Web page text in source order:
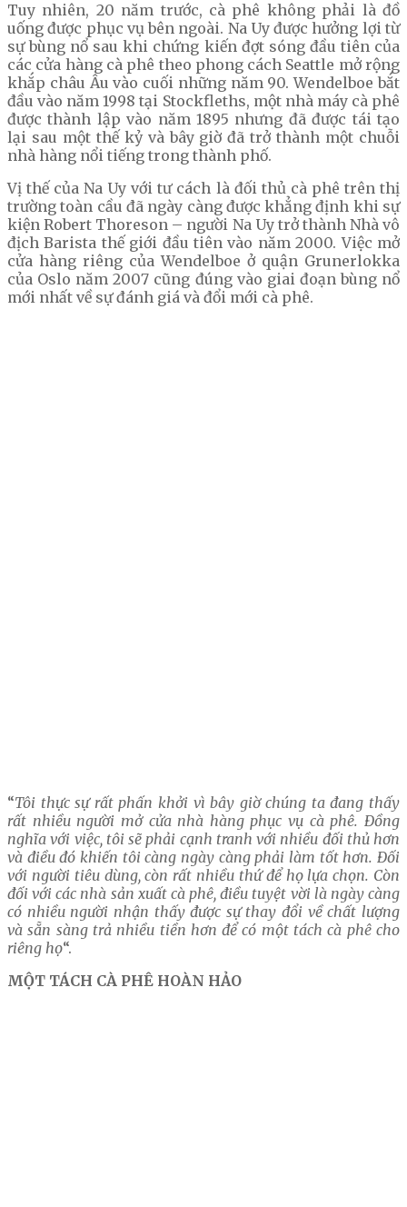
Tuy nhiên, 20 năm trước, cà phê không phải là đồ
uống được phục vụ bên ngoài. Na Uy được hưởng lợi từ
sự bùng nổ sau khi chứng kiến ​​đợt sóng đầu tiên của
các cửa hàng cà phê theo phong cách Seattle mở rộng
khắp châu Âu vào cuối những năm 90. Wendelboe bắt
đầu vào năm 1998 tại Stockfleths, một nhà máy cà phê
được thành lập vào năm 1895 nhưng đã được tái tạo
lại sau một thế kỷ và bây giờ đã trở thành một chuỗi
nhà hàng nổi tiếng trong thành phố.
Vị thế của Na Uy với tư cách là đối thủ cà phê trên thị
trường toàn cầu đã ngày càng được khẳng định khi sự
kiện Robert Thoreson – người Na Uy trở thành Nhà vô
địch Barista thế giới đầu tiên vào năm 2000. Việc mở
cửa hàng riêng của Wendelboe ở quận Grunerlokka
của Oslo năm 2007 cũng đúng vào giai đoạn bùng nổ
mới nhất về sự đánh giá và đổi mới cà phê.
“Tôi thực sự rất phấn khởi vì bây giờ chúng ta đang thấy
rất nhiều người mở cửa nhà hàng phục vụ cà phê. Đồng
nghĩa với việc, tôi sẽ phải cạnh tranh với nhiều đối thủ hơn
và điều đó khiến tôi càng ngày càng phải làm tốt hơn. Đối
với người tiêu dùng, còn rất nhiều thứ để họ lựa chọn. Còn
đối với các nhà sản xuất cà phê, điều tuyệt vời là ngày càng
có nhiều người nhận thấy được sự thay đổi về chất lượng
và sẵn sàng trả nhiều tiền hơn để có một tách cà phê cho
riêng họ“.
MỘT TÁCH CÀ PHÊ HOÀN HẢO